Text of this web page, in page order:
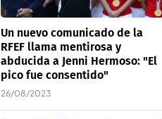
Un nuevo comunicado de la
RFEF llama mentirosa y
abducida a Jenni Hermoso: "El
pico fue consentido"
26/08/2023